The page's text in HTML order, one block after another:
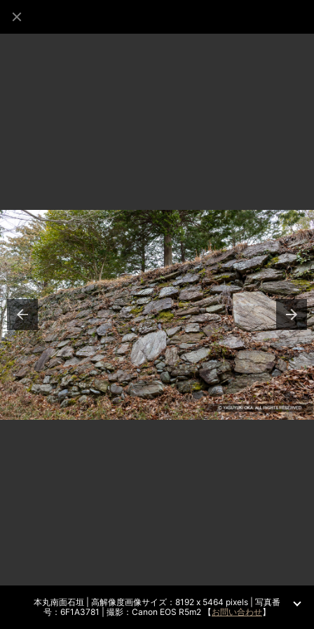
本丸南面石垣 | 高解像度画像サイズ：8192 x 5464 pixels | 写真番
号：6F1A3781 | 撮影：Canon EOS R5m2 【お問い合わせ】